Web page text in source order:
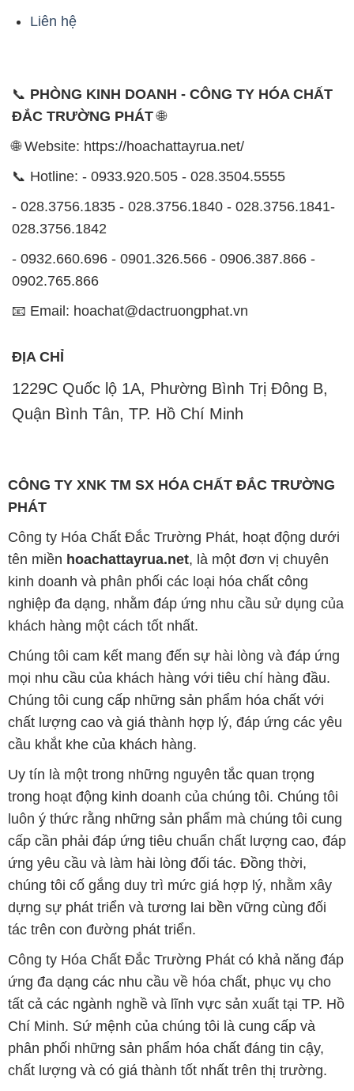
Liên hệ
📞 PHÒNG KINH DOANH - CÔNG TY HÓA CHẤT
ĐẮC TRƯỜNG PHÁT🌐
🌐 Website: https://hoachattayrua.net/
📞 Hotline: - 0933.920.505 - 028.3504.5555
- 028.3756.1835 - 028.3756.1840 - 028.3756.1841-
028.3756.1842
- 0932.660.696 - 0901.326.566 - 0906.387.866 -
0902.765.866
📧 Email: hoachat@dactruongphat.vn
ĐỊA CHỈ
1229C Quốc lộ 1A, Phường Bình Trị Đông B,
Quận Bình Tân, TP. Hồ Chí Minh
CÔNG TY XNK TM SX HÓA CHẤT ĐẮC TRƯỜNG
PHÁT
Công ty Hóa Chất Đắc Trường Phát, hoạt động dưới
tên miền hoachattayrua.net, là một đơn vị chuyên
kinh doanh và phân phối các loại hóa chất công
nghiệp đa dạng, nhằm đáp ứng nhu cầu sử dụng của
khách hàng một cách tốt nhất.
Chúng tôi cam kết mang đến sự hài lòng và đáp ứng
mọi nhu cầu của khách hàng với tiêu chí hàng đầu.
Chúng tôi cung cấp những sản phẩm hóa chất với
chất lượng cao và giá thành hợp lý, đáp ứng các yêu
cầu khắt khe của khách hàng.
Uy tín là một trong những nguyên tắc quan trọng
trong hoạt động kinh doanh của chúng tôi. Chúng tôi
luôn ý thức rằng những sản phẩm mà chúng tôi cung
cấp cần phải đáp ứng tiêu chuẩn chất lượng cao, đáp
ứng yêu cầu và làm hài lòng đối tác. Đồng thời,
chúng tôi cố gắng duy trì mức giá hợp lý, nhằm xây
dựng sự phát triển và tương lai bền vững cùng đối
tác trên con đường phát triển.
Công ty Hóa Chất Đắc Trường Phát có khả năng đáp
ứng đa dạng các nhu cầu về hóa chất, phục vụ cho
tất cả các ngành nghề và lĩnh vực sản xuất tại TP. Hồ
Chí Minh. Sứ mệnh của chúng tôi là cung cấp và
phân phối những sản phẩm hóa chất đáng tin cậy,
chất lượng và có giá thành tốt nhất trên thị trường.